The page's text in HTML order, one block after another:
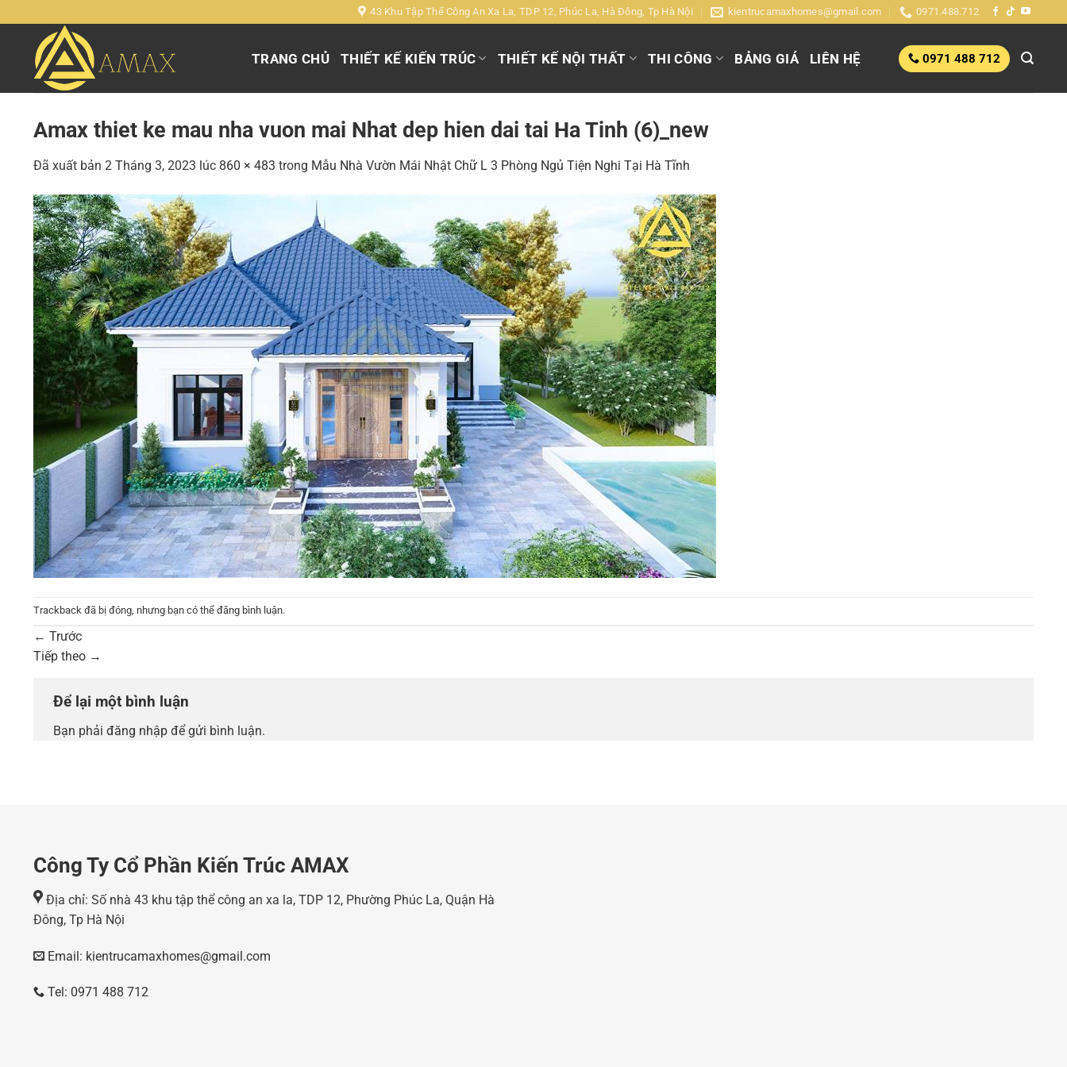
đến
43 Khu Tập Thể Công An Xa La, TDP 12, Phúc La, Hà Đông, Tp Hà Nội kientrucamaxhomes@gmail.com 0971.488.712
TRANG CHỦ THIẾT KẾ KIẾN TRÚC THIẾT KẾ NỘI THẤT THI CÔNG BẢNG GIÁ LIÊN HỆ 0971 488 712
Amax thiet ke mau nha vuon mai Nhat dep hien dai tai Ha Tinh (6)_new
Đã xuất bản 2 Tháng 3, 2023 lúc 860 × 483 trong Mẫu Nhà Vườn Mái Nhật Chữ L 3 Phòng Ngủ Tiện Nghi Tại Hà Tĩnh
Trackback đã bị đóng, nhưng bạn có thể đăng bình luận.
← Trước
Tiếp theo →
Để lại một bình luận
Bạn phải đăng nhập để gửi bình luận.
Công Ty Cổ Phần Kiến Trúc AMAX
Địa chỉ: Số nhà 43 khu tập thể công an xa la, TDP 12, Phường Phúc La, Quận Hà
Đông, Tp Hà Nội
Email: kientrucamaxhomes@gmail.com
Tel: 0971 488 712